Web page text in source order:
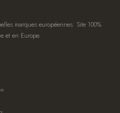
marques européennes. Site 100%
et en Europe.